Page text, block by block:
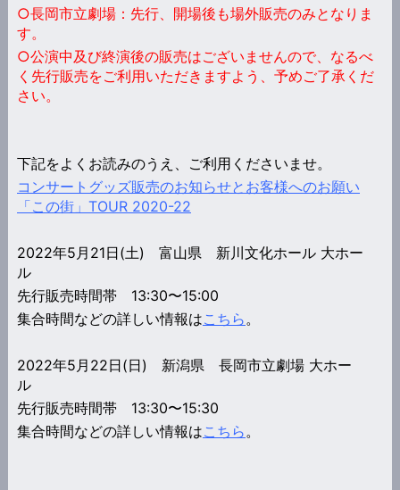
○長岡市立劇場：先行、開場後も場外販売のみとなりま
す。
○公演中及び終演後の販売はございませんので、なるべ
く先行販売をご利用いただきますよう、予めご了承くだ
さい。
下記をよくお読みのうえ、ご利用くださいませ。
コンサートグッズ販売のお知らせとお客様へのお願い
「この街」TOUR 2020-22
2022年5月21日(土) 富山県 新川文化ホール 大ホー
ル
先行販売時間帯 13:30〜15:00
集合時間などの詳しい情報はこちら 。
2022年5月22日(日) 新潟県 長岡市立劇場 大ホー
ル
先行販売時間帯 13:30〜15:30
集合時間などの詳しい情報はこちら 。